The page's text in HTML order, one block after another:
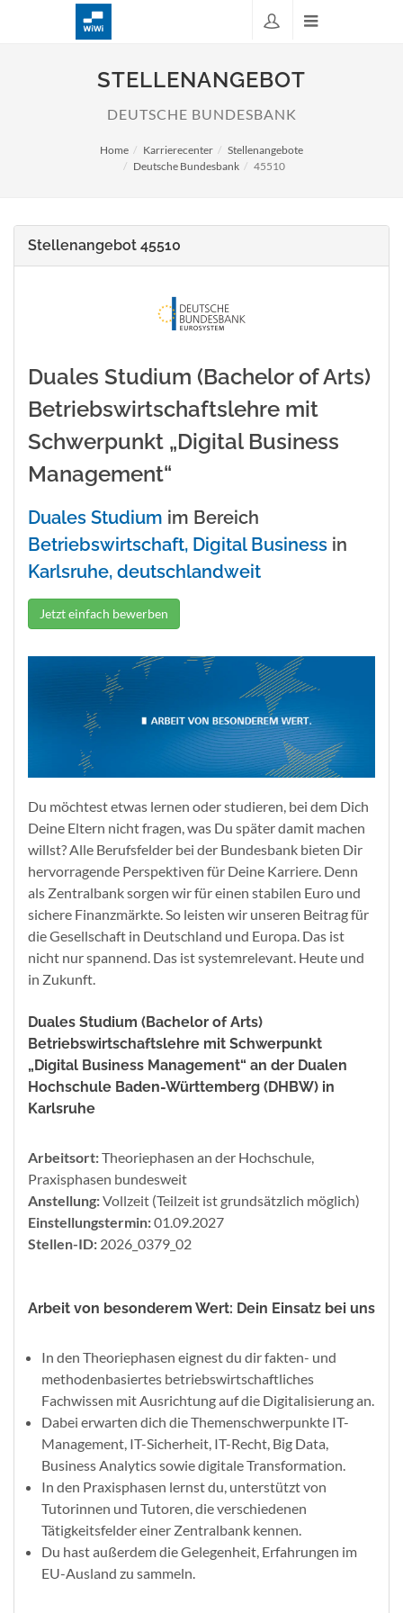
STELLENANGEBOT
DEUTSCHE BUNDESBANK
Home Karrierecenter
Stellenangebote
Deutsche Bundesbank
45510
Stellenangebot 45510
Duales Studium (Bachelor of Arts)
Betriebswirtschaftslehre mit
Schwerpunkt „Digital Business
Management“
Duales Studium im Bereich
Betriebswirtschaft, Digital Business in
Karlsruhe, deutschlandweit
Jetzt einfach bewerben
Du möchtest etwas lernen oder studieren, bei dem Dich
Deine Eltern nicht fragen, was Du später damit machen
willst? Alle Berufsfelder bei der Bundesbank bieten Dir
hervorragende Perspektiven für Deine Karriere. Denn
als Zentralbank sorgen wir für einen stabilen Euro und
sichere Finanzmärkte. So leisten wir unseren Beitrag für
die Gesellschaft in Deutschland und Europa. Das ist
nicht nur spannend. Das ist systemrelevant. Heute und
in Zukunft.
Duales Studium (Bachelor of Arts)
Betriebswirtschaftslehre mit Schwerpunkt
„Digital Business Management“ an der Dualen
Hochschule Baden-Württemberg (DHBW) in
Karlsruhe
Arbeitsort:Theoriephasen an der Hochschule,
Praxisphasen bundesweit
Anstellung:Vollzeit (Teilzeit ist grundsätzlich möglich)
Einstellungstermin:01.09.2027
Stellen-ID: 2026_0379_02
Arbeit von besonderem Wert: Dein Einsatz bei uns
In den Theoriephasen eignest du dir fakten- und
methodenbasiertes betriebswirtschaftliches
Fachwissen mit Ausrichtung auf die Digitalisierung an.
Dabei erwarten dich die Themenschwerpunkte IT-
Management, IT-Sicherheit, IT-Recht, Big Data,
Business Analytics sowie digitale Transformation.
In den Praxisphasen lernst du, unterstützt von
Tutorinnen und Tutoren, die verschiedenen
Tätigkeitsfelder einer Zentralbank kennen.
Du hast außerdem die Gelegenheit, Erfahrungen im
EU-Ausland zu sammeln.